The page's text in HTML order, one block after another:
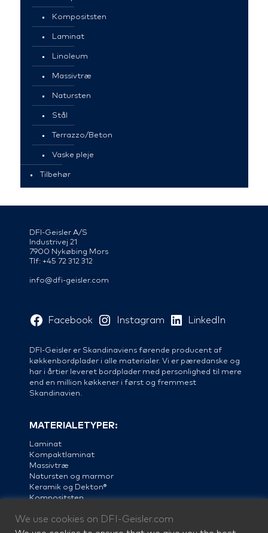
Kompositsten
Laminat
Linoleum
Massivtræ
Natursten
Stål
Terrazzo/Beton
Vaske pleje
Tilbehør
DFI-Geisler A/S
Industrivej 21
7900 Nykøbing Mors
Tlf: +45 72 312 312
info@dfi-geisler.com
Facebook Instagram LinkedIn
DFI-Geisler er Skandinaviens førende producent af
køkkenbordplader i alle materialer. Vi er pæredanske og
har i årtier leveret bordplader med personlighed til mere
end en million køkkener i først og fremmest
Skandinavien.
MATERIALETYPER:
Laminat
Kompaktlaminat
Massivtræ
Natursten og marmor
Keramik og Dekton®
Kompositsten
Stål
We use cookies on DFI-Geisler.com